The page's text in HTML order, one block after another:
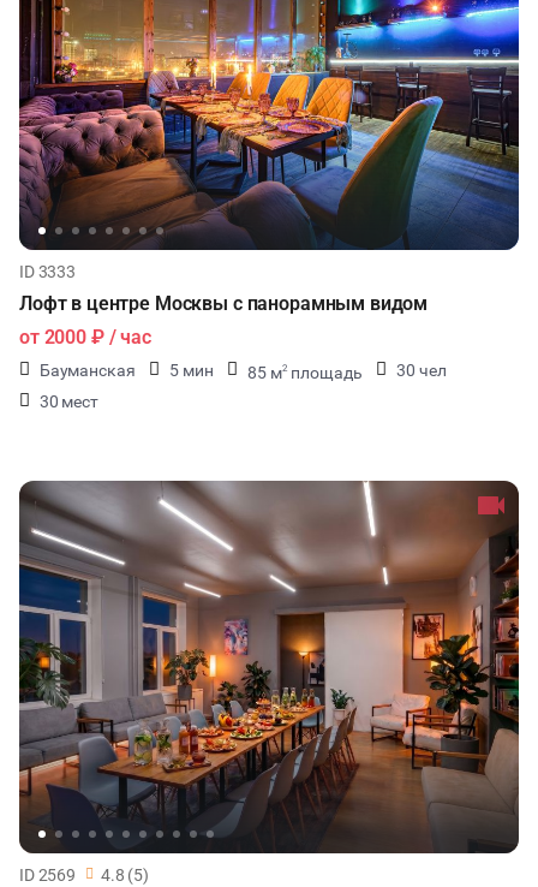
ID 3333
Лофт в центре Москвы с панорамным видом
от 2000 ₽/ час
Бауманская 5 мин 85 м2 площадь
30 чел
30 мест
ID 2569 4.8 (5)